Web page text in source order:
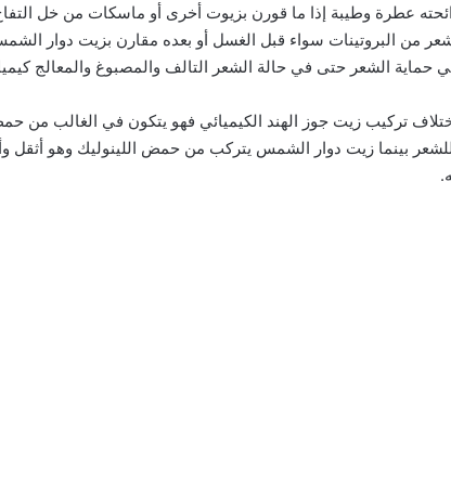
عطرة وطيبة إذا ما قورن بزيوت أخرى أو ماسكات من خل
من البروتينات سواء قبل الغسل أو بعده مقارن بزيت دوار
حماية الشعر حتى في حالة الشعر التالف والمصبوغ والمعالج
اختلاف تركيب زيت جوز الهند الكيميائي فهو يتكون في الغالب
بينما زيت دوار الشمس يتركب من حمض اللينوليك وهو